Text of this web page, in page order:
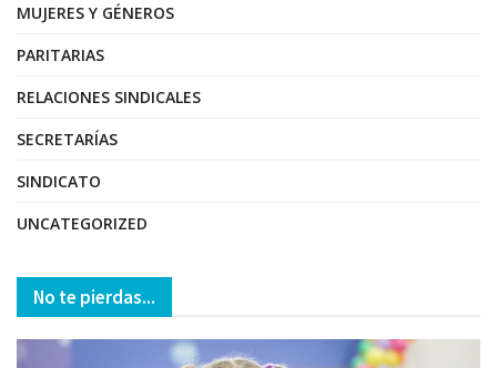
MUJERES Y GÉNEROS
PARITARIAS
RELACIONES SINDICALES
SECRETARÍAS
SINDICATO
UNCATEGORIZED
No te pierdas...